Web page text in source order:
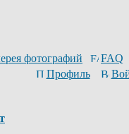
фотографий
FAQ
Профиль